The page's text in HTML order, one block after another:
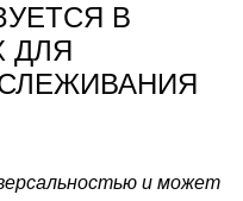
В
ДЛЯ
и может